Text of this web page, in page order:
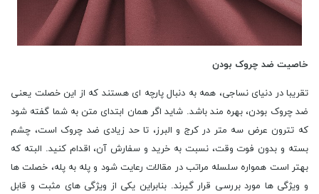
خاصیت ضد چروک بودن
تقریبا در دنیای نساجی، همه به دنبال پارچه ای هستند که از این خصلت یعنی
ضد چروک بودن، بهره مند باشد. شاید اگر همان ابتدای متن به شما گفته شود
که تترون عرض سه متر در کرج و البرز، تا حد زیادی ضد چروک است، چشم
بسته و بدون فوت وقت، نسبت به خرید و سفارش آن، اقدام کنید. البته که
بهتر است همواره سلسله مراتب در مقالات رعایت شود و پله به پله، خصلت ها
و ویژگی ها مورد بررسی قرار گیرند. بنابراین یکی از ویژگی ‌های مثبت و قابل